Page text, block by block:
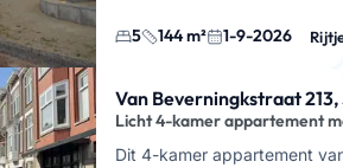
5 144 m² 1-9-2026
Van Beverningkstraat
Licht 4-kamer appartement
Dit 4-kamer appartement